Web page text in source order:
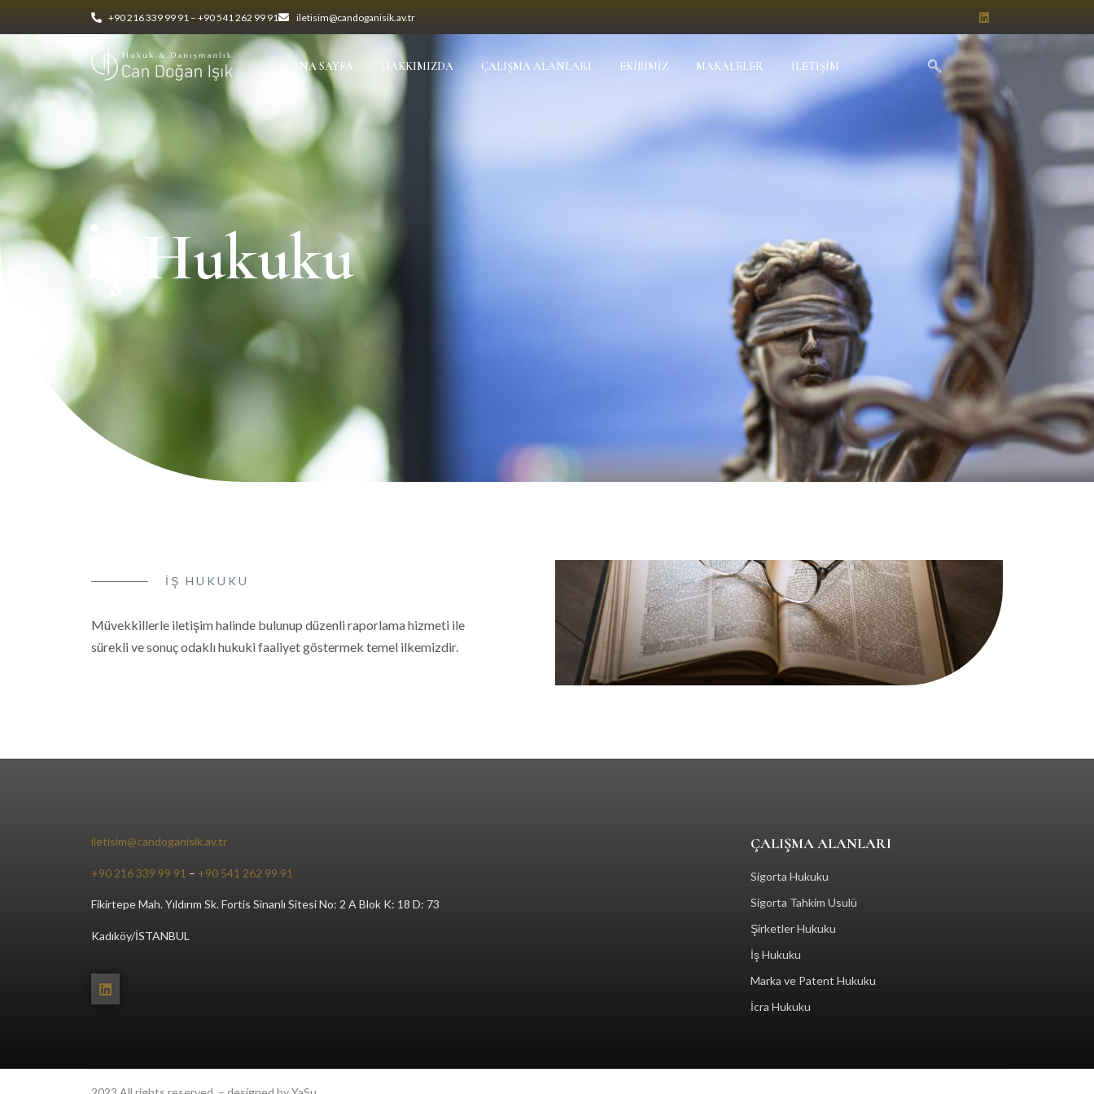
+90 216 339 99 91 – +90 541 262 99 91 iletisim@candoganisik.av.tr
ANA SAYFA HAKKIMIZDA ÇALIŞMA ALANLARI EKIBIMIZ MAKALELER İLETIŞIM
İş Hukuku
İŞ HUKUKU
Müvekkillerle iletişim halinde bulunup düzenli raporlama hizmeti ile
sürekli ve sonuç odaklı hukuki faaliyet göstermek temel ilkemizdir.
iletisim@candoganisik.av.tr
+90 216 339 99 91 – +90 541 262 99 91
Fikirtepe Mah. Yıldırım Sk. Fortis Sinanlı Sitesi No: 2 A Blok K: 18 D: 73
Kadıköy/İSTANBUL
ÇALIŞMA ALANLARI
Sigorta Hukuku
Sigorta Tahkim Usulü
Şirketler Hukuku
İş Hukuku
Marka ve Patent Hukuku
İcra Hukuku